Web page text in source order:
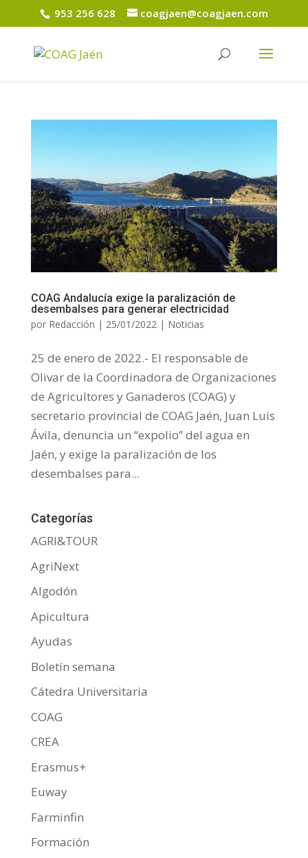
953 256 628 coagjaen@coagjaen.com
COAG Andalucía exige la paralización de
desembalses para generar electricidad
por Redacción | 25/01/2022| Noticias
25 de enero de 2022.- El responsable de
Olivar de la Coordinadora de Organizaciones
de Agricultores y Ganaderos (COAG) y
secretario provincial de COAG Jaén, Juan Luis
Ávila, denuncia un “expolio” del agua en
Jaén, y exige la paralización de los
desembalses para...
Categorías
AGRI&TOUR
AgriNext
Algodón
Apicultura
Ayudas
Boletín semana
Cátedra Universitaria
COAG
CREA
Erasmus+
Euway
Farminfin
Formación